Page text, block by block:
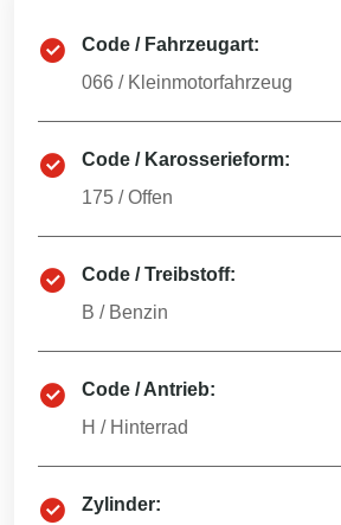
Code / Fahrzeugart:
066 / Kleinmotorfahrzeug
Code / Karosserieform:
175 /Offen
Code / Treibstoff:
B / Benzin
Code / Antrieb:
H / Hinterrad
Zylinder: